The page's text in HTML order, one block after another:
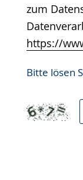
zum
https://
Bitte lösen